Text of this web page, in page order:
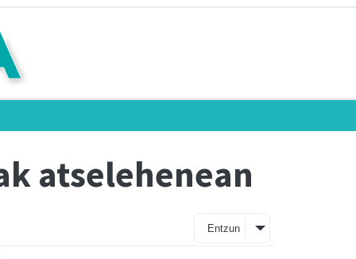
atselehenean
Entzun